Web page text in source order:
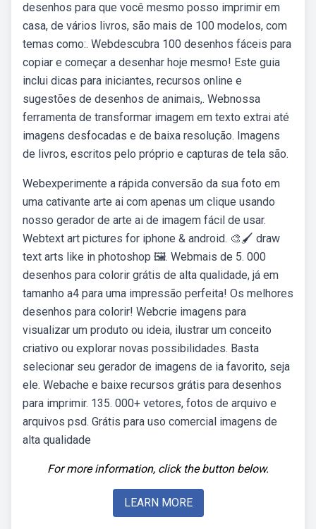
desenhos para que você mesmo posso imprimir em
casa, de vários livros, são mais de 100 modelos, com
temas como:. Webdescubra 100 desenhos fáceis para
copiar e começar a desenhar hoje mesmo! Este guia
inclui dicas para iniciantes, recursos online e
sugestões de desenhos de animais,. Webnossa
ferramenta de transformar imagem em texto extrai até
imagens desfocadas e de baixa resolução. Imagens
de livros, escritos pelo próprio e capturas de tela são.
Webexperimente a rápida conversão da sua foto em
uma cativante arte ai com apenas um clique usando
nosso gerador de arte ai de imagem fácil de usar.
Webtext art pictures for iphone & android. 🎨🖌 draw
text arts like in photoshop 🖼. Webmais de 5. 000
desenhos para colorir grátis de alta qualidade, já em
tamanho a4 para uma impressão perfeita! Os melhores
desenhos para colorir! Webcrie imagens para
visualizar um produto ou ideia, ilustrar um conceito
criativo ou explorar novas possibilidades. Basta
selecionar seu gerador de imagens de ia favorito, seja
ele. Webache e baixe recursos grátis para desenhos
para imprimir. 135. 000+ vetores, fotos de arquivo e
arquivos psd. Grátis para uso comercial imagens de
alta qualidade
For more information, click the button below.
LEARN MORE